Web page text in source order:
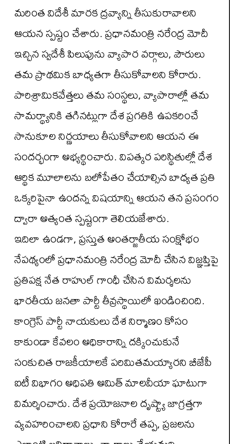
మరింత విదేశీ మారక ద్రవ్యాన్ని తీసుకురావాలని
ఆయన స్పష్టం చేశారు. ప్రధానమంత్రి నరేంద్ర మోదీ
ఇచ్చిన స్వదేశీ పిలుపును వ్యాపార వర్గాలు, పౌరులు
తమ ప్రాథమిక బాధ్యతగా తీసుకోవాలని కోరారు.
పారిశ్రామికవేత్తలు తమ సంస్థలు, వ్యాపారాల్లో తమ
సామర్థ్యానికి తగినట్లుగా దేశ ప్రగతికి ఉపకరించే
సానుకూల నిర్ణయాలు తీసుకోవాలని ఆయన ఈ
సందర్భంగా అభ్యర్థించారు. విపత్కర పరిస్థితుల్లో దేశ
ఆర్థిక మూలాలను బలోపేతం చేయాల్సిన బాధ్యత ప్రతి
ఒక్కరిపైనా ఉందన్న విషయాన్ని ఆయన తన ప్రసంగం
ద్వారా అత్యంత స్పష్టంగా తెలియజేశారు.
ఇదిలా ఉండగా, ప్రస్తుత అంతర్జాతీయ సంక్షోభం
నేపథ్యంలో ప్రధానమంత్రి నరేంద్ర మోదీ చేసిన విజ్ఞప్తిపై
ప్రతిపక్ష నేత రాహుల్ గాంధీ చేసిన విమర్శలను
భారతీయ జనతా పార్టీ తీవ్రస్థాయిలో ఖండించింది.
కాంగ్రెస్ పార్టీ నాయకులు దేశ నిర్మాణం కోసం
కాకుండా కేవలం అధికారాన్ని దక్కించుకునే
సంకుచిత రాజకీయాలకే పరిమితమయ్యారని బీజేపీ
ఐటీ విభాగం అధిపతి అమిత్ మాలవీయా ఘాటుగా
విమర్శించారు. దేశ ప్రయోజనాల దృష్ట్యా జాగ్రత్తగా
వ్యవహరించాలని ప్రధాని కోరారే తప్ప, ప్రజలను